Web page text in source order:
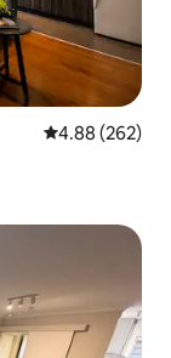
レビュー262
4.88 (262)